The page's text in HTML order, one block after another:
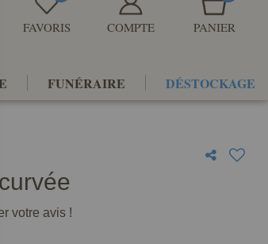
FAVORIS COMPTE PANIER
FUNÉRAIRE DÉSTOCKAGE
votre avis !